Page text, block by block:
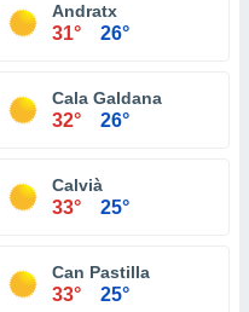
Andratx
31° 26°
Cala Galdana
32° 26°
Calvià
33° 25°
Can Pastilla
33° 25°